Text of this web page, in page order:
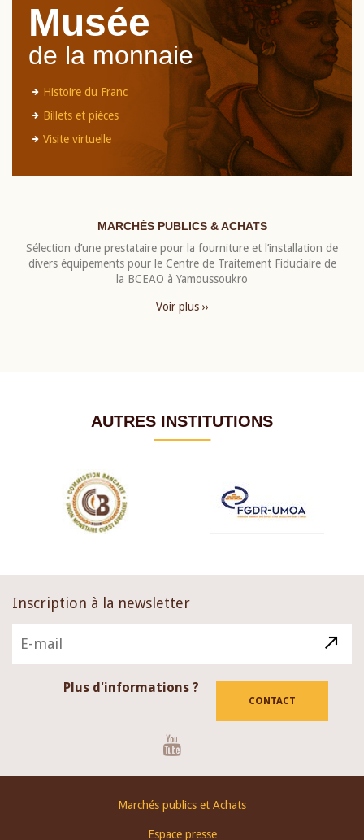
Musée
de la monnaie
Histoire du Franc
Billets et pièces
Visite virtuelle
MARCHÉS PUBLICS & ACHATS
Sélection d’une prestataire pour la fourniture et l’installation de
divers équipements pour le Centre de Traitement Fiduciaire de
la BCEAO à Yamoussoukro
Voir plus ››
AUTRES INSTITUTIONS
Inscription à la newsletter
Plus d'informations ?
CONTACT
Marchés publics et Achats
Espace presse